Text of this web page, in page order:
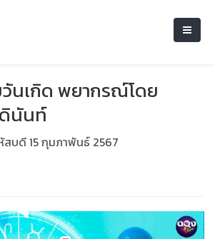
นเกิด พยากรณ์โดย
นันท์
บดี 15 กุมภาพันธ์ 2567